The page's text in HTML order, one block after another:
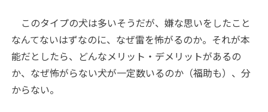
このタイプの犬は多いそうだが、嫌な思いをしたこと
なんてないはずなのに、なぜ雷を怖がるのか。それが本
能だとしたら、どんなメリット・デメリットがあるの
か、なぜ怖がらない犬が一定数いるのか（福助も）、分
からない。